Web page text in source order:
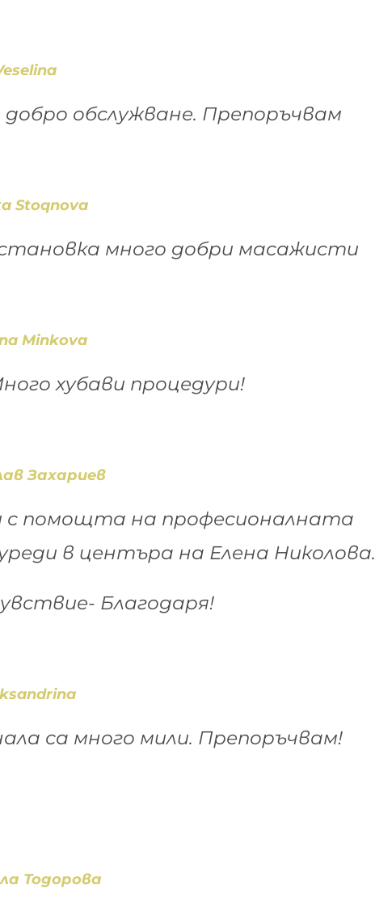
обслужване. Препоръчвам
Stoqnova
много добри масажисти
Minkova
хубави процедури!
Захариев
с помощта на професионалната
в центъра на Елена Николова.
Благодаря!
са много мили. Препоръчвам!
Тодорова